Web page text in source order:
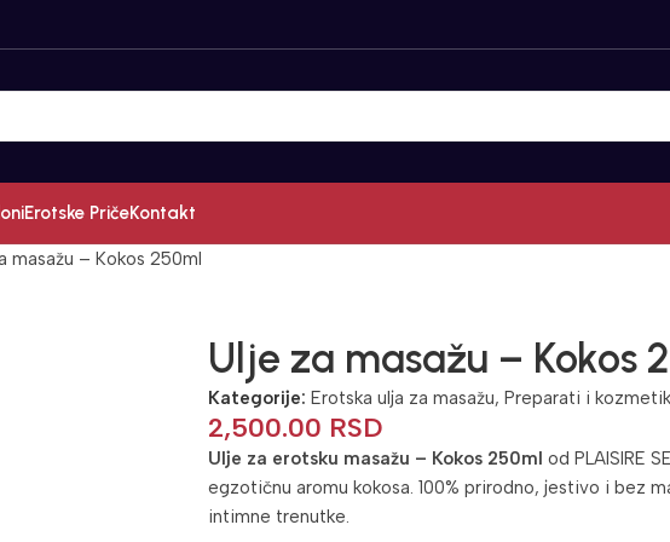
Erotske PričeKontakt
masažu – Kokos 250ml
Ulje za masažu – Kokos
Kategorije: Erotska ulja za masažu, Preparati i
2,500.00 RSD
Ulje za erotsku masažu – Kokos 250ml od PLAISIRE
egzotičnu aromu kokosa. 100% prirodno, jestivo i bez
intimne trenutke.